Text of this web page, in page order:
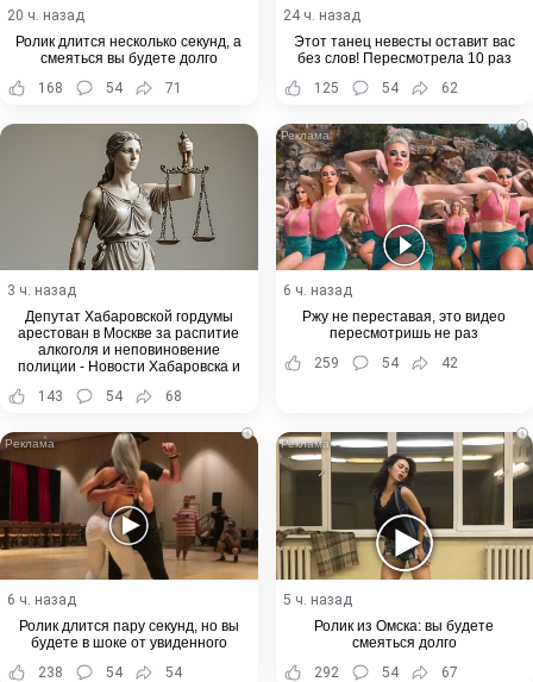
20 ч. назад
Ролик длится несколько секунд, а
смеяться вы будете долго
168
54 71
24 ч. назад
Этот танец невесты оставит вас
без слов! Пересмотрела 10 раз
125
54 62
3 ч. назад
Депутат Хабаровской гордумы
арестован в Москве за распитие
алкоголя и неповиновение
полиции - Новости Хабаровска и
143 54 68
i
6 ч. назад
Ржу не переставая, это видео
пересмотришь не раз
259
54 42
i
6 ч. назад
Ролик длится пару секунд, но вы
будете в шоке от увиденного
238
54 54
i
5 ч. назад
Ролик из Омска: вы будете
смеяться долго
292
54 67